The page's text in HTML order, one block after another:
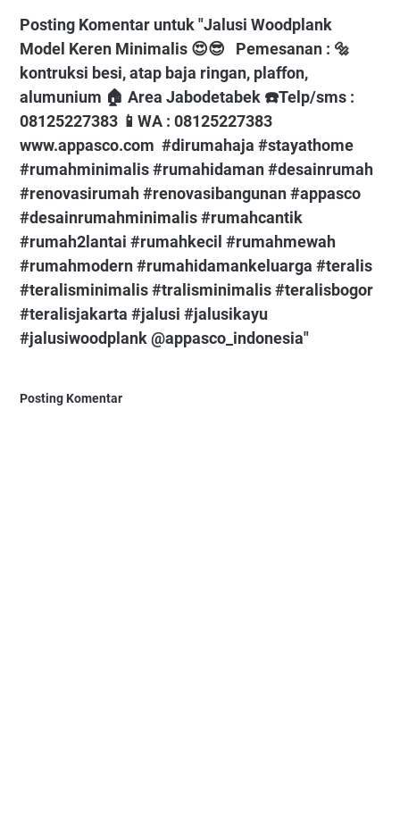
Posting Komentar untuk "Jalusi Woodplank
Model Keren Minimalis 😍😎⁠ ⁠ ⁠ Pemesanan : 🔩
kontruksi besi, atap baja ringan, plaffon,
alumunium⁠ 🏠 Area Jabodetabek⁠ ☎️Telp/sms :
08125227383⁠ 📱WA : 08125227383⁠
www.appasco.com⁠ ⁠ #dirumahaja⁠ #stayathome⁠
#rumahminimalis⁠ #rumahidaman⁠ #desainrumah⁠
#renovasirumah⁠ #renovasibangunan⁠ #appasco⁠
#desainrumahminimalis⁠ #rumahcantik⁠
#rumah2lantai⁠ #rumahkecil⁠ #rumahmewah⁠
#rumahmodern⁠ #rumahidamankeluarga⁠ #teralis⁠
#teralisminimalis⁠ #tralisminimalis⁠ #teralisbogor⁠
#teralisjakarta⁠ #jalusi⁠ #jalusikayu⁠
#jalusiwoodplank⁠ @appasco_indonesia"
Posting Komentar